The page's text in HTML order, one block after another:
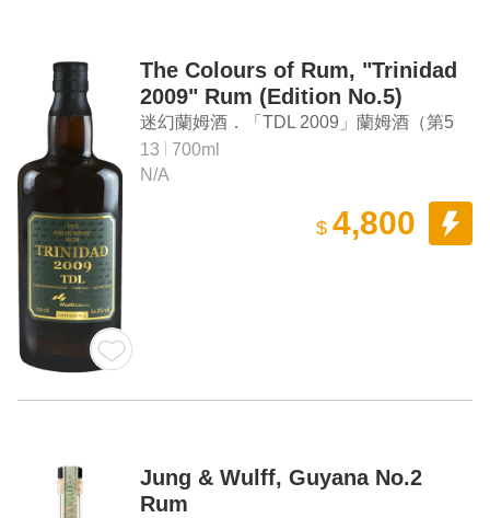
The Colours of Rum, "Trinidad
2009" Rum (Edition No.5)
迷幻蘭姆酒．「TDL 2009」蘭姆酒（第5
版）
13
700ml
N/A
$ 4,800
Jung & Wulff, Guyana No.2
Rum